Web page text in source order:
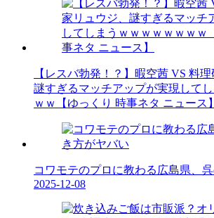
【レスバ勃発！？】暇空茜 VS 料理
謎すぎるマッチアップが実現して
ｗｗ【ゆっくり 時事ネタ ニュース】
コワモテのプロに教わる広島県、
2025-12-08